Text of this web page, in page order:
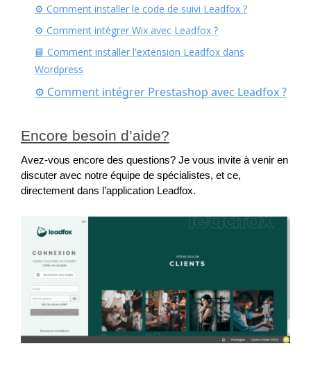
⚙︎ Comment installer le code de suivi Leadfox ?
⚙︎ Comment intégrer Wix avec Leadfox ?
📘 Comment installer l'extension Leadfox dans
Wordpress
⚙︎ Comment intégrer Prestashop avec Leadfox ?
Encore besoin d’aide?
Avez-vous encore des questions? Je vous invite à venir en
discuter avec notre équipe de spécialistes, et ce,
directement dans l’application Leadfox.